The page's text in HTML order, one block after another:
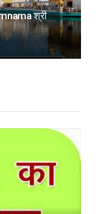
श्री